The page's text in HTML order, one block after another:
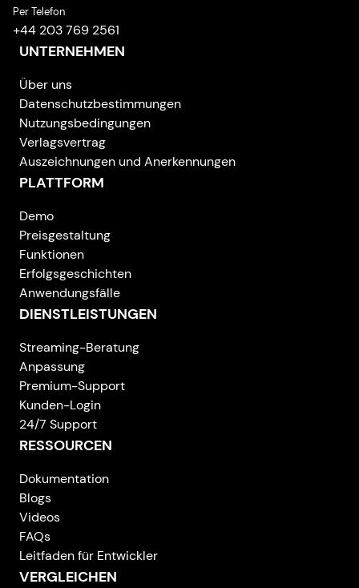
Per Telefon
+44 203 769 2561
UNTERNEHMEN
Über uns
Datenschutzbestimmungen
Nutzungsbedingungen
Verlagsvertrag
Auszeichnungen und Anerkennungen
PLATTFORM
Demo
Preisgestaltung
Funktionen
Erfolgsgeschichten
Anwendungsfälle
DIENSTLEISTUNGEN
Streaming-Beratung
Anpassung
Premium-Support
Kunden-Login
24/7 Support
RESSOURCEN
Dokumentation
Blogs
Videos
FAQs
Leitfaden für Entwickler
VERGLEICHEN